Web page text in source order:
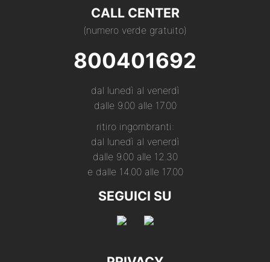
CALL CENTER
(numero verde gratuito)
800401692
dal lunedì al venerdì
dalle 9.00 alle 17.00
ritiro ingombranti:
dal lunedì al venerdì
dalle 9.00 alle 12.30
e dalle 14.00 alle 17.00
SEGUICI SU